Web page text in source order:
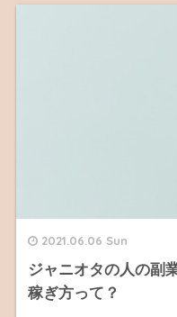
2021.06.06 Sun
ジャニオタの人の副
稼ぎ方って？